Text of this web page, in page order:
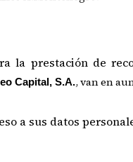
la prestación de
Capital, S.A., van en
a sus datos